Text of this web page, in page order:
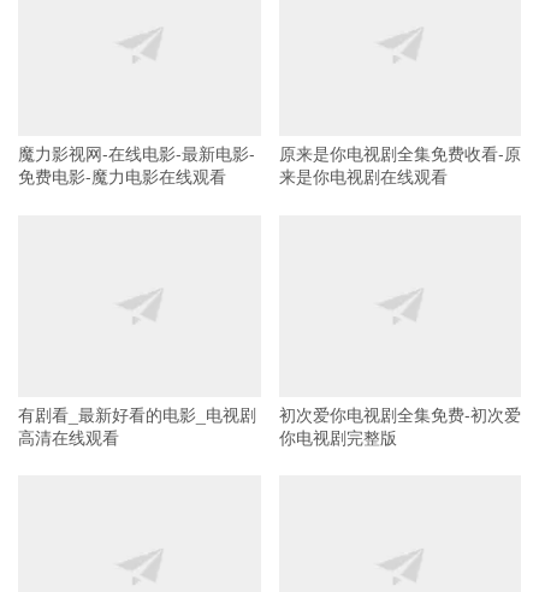
魔力影视网-在线电影-最新电影-
免费电影-魔力电影在线观看
原来是你电视剧全集免费收看-原
来是你电视剧在线观看
有剧看_最新好看的电影_电视剧
高清在线观看
初次爱你电视剧全集免费-初次爱
你电视剧完整版